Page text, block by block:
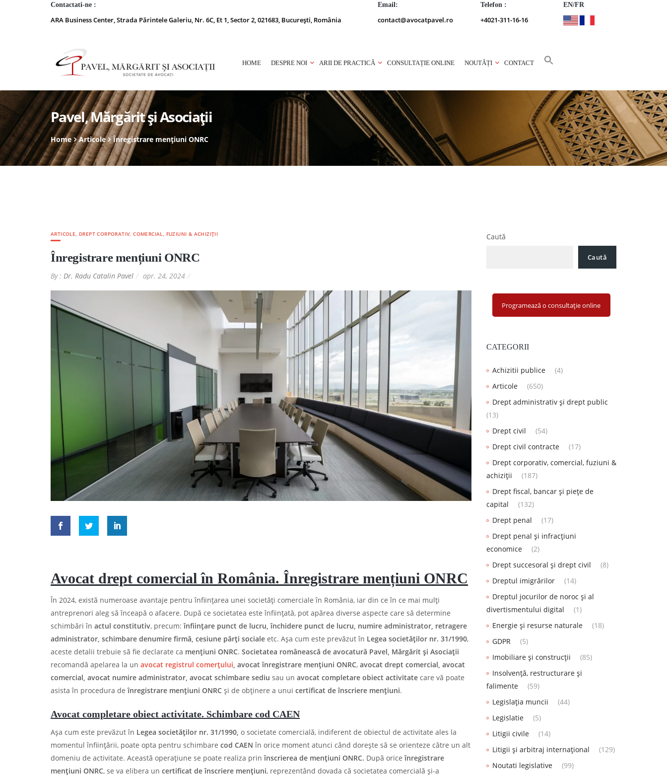
Contactati-ne :
ARA Business Center, Strada Părintele Galeriu, Nr. 6C, Et 1, Sector 2, 021683, București, România
Email:
contact@avocatpavel.ro
Telefon :
+4021-311-16-16
EN/FR
HOME DESPRE NOI ARII DE PRACTICĂ CONSULTAȚIE ONLINE NOUTĂȚI CONTACT
Pavel, Mărgărit și Asociații
Home Articole Înregistrare mențiuni ONRC
ARTICOLE, DREPT CORPORATIV, COMERCIAL, FUZIUNI & ACHIZIȚII
Înregistrare mențiuni ONRC
By : Dr. Radu Catalin Pavel apr. 24, 2024
Avocat drept comercial în România. Înregistrare mențiuni ONRC
În 2024, există numeroase avantaje pentru înființarea unei societăți comerciale în România, iar din ce în ce mai mulți
antreprenori aleg să înceapă o afacere. După ce societatea este înființată, pot apărea diverse aspecte care să determine
schimbări în actul constitutiv, precum:înființare punct de lucru, închidere punct de lucru, numire administrator, retragere
administrator, schimbare denumire firmă, cesiune părți sociale etc. Așa cum este prevăzut în Legea societăților nr. 31/1990,
aceste detalii trebuie să fie declarate ca mențiuni ONRC. Societatea românească de avocatură Pavel, Mărgărit și Asociații
recomandă apelarea la un avocat registrul comerțului , avocat înregistrare mențiuni ONRC, avocat drept comercial, avocat
comercial, avocat numire administrator, avocat schimbare sediu sau un avocat completare obiect activitate care vă poate
asista în procedura deînregistrare mențiuni ONRC și de obținere a unui certificat de înscriere mențiuni.
Avocat completare obiect activitate. Schimbare cod CAEN
Așa cum este prevăzut în Legea societăților nr. 31/1990, o societate comercială, indiferent de obiectul de activitate ales la
momentul înființării, poate opta pentru schimbare cod CAEN în orice moment atunci când dorește să se orienteze către un alt
domeniu de activitate. Această operațiune se poate realiza prinînscrierea de mențiuni ONRC. După oriceînregistrare
mențiuni ONRC, se va elibera un certificat de înscriere mențiuni, reprezentând dovada că societatea comercială și-a
Caută
Caută
Programează o consultație online
CATEGORII
Achizitii publice
(4)
Articole
(650)
Drept administrativ și drept public
(13)
Drept civil
(54)
Drept civil contracte
(17)
Drept corporativ, comercial, fuziuni &
achiziții
(187)
Drept fiscal, bancar și piețe de
capital
(132)
Drept penal
(17)
Drept penal și infracțiuni
economice
(2)
Drept succesoral și drept civil
(8)
Dreptul imigrărilor
(14)
Dreptul jocurilor de noroc și al
divertismentului digital
(1)
Energie și resurse naturale
(18)
GDPR
(5)
Imobiliare și construcții
(85)
Insolvență, restructurare și
falimente
(59)
Legislația muncii
(44)
Legislatie
(5)
Litigii civile
(14)
Litigii și arbitraj internațional
(129)
Noutati legislative
(99)